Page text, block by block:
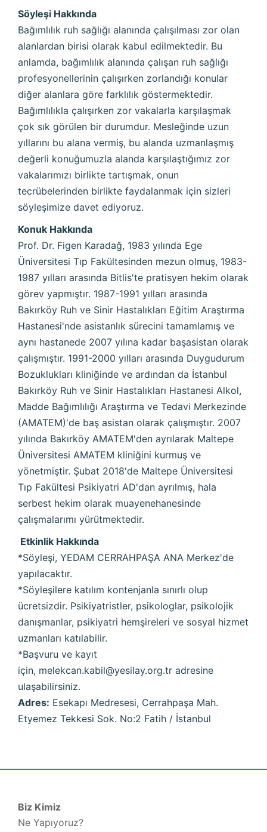
Söyleşi Hakkında
Bağımlılık ruh sağlığı alanında çalışılması zor olan
alanlardan birisi olarak kabul edilmektedir. Bu
anlamda, bağımlılık alanında çalışan ruh sağlığı
profesyonellerinin çalışırken zorlandığı konular
diğer alanlara göre farklılık göstermektedir.
Bağımlılıkla çalışırken zor vakalarla karşılaşmak
çok sık görülen bir durumdur. Mesleğinde uzun
yıllarını bu alana vermiş, bu alanda uzmanlaşmış
değerli konuğumuzla alanda karşılaştığımız zor
vakalarımızı birlikte tartışmak, onun
tecrübelerinden birlikte faydalanmak için sizleri
söyleşimize davet ediyoruz.
Konuk Hakkında
Prof. Dr. Figen Karadağ, 1983 yılında Ege
Üniversitesi Tıp Fakültesinden mezun olmuş, 1983-
1987 yılları arasında Bitlis'te pratisyen hekim olarak
görev yapmıştır. 1987-1991 yılları arasında
Bakırköy Ruh ve Sinir Hastalıkları Eğitim Araştırma
Hastanesi'nde asistanlık sürecini tamamlamış ve
aynı hastanede 2007 yılına kadar başasistan olarak
çalışmıştır. 1991-2000 yılları arasında Duygudurum
Bozuklukları kliniğinde ve ardından da İstanbul
Bakırköy Ruh ve Sinir Hastalıkları Hastanesi Alkol,
Madde Bağımlılığı Araştırma ve Tedavi Merkezinde
(AMATEM)'de baş asistan olarak çalışmıştır. 2007
yılında Bakırköy AMATEM'den ayrılarak Maltepe
Üniversitesi AMATEM kliniğini kurmuş ve
yönetmiştir. Şubat 2018'de Maltepe Üniversitesi
Tıp Fakültesi Psikiyatri AD'dan ayrılmış, hala
serbest hekim olarak muayenehanesinde
çalışmalarımı yürütmektedir.
Etkinlik Hakkında
*Söyleşi, YEDAM CERRAHPAŞA ANA Merkez'de
yapılacaktır.
*Söyleşilere katılım kontenjanla sınırlı olup
ücretsizdir. Psikiyatristler, psikologlar, psikolojik
danışmanlar, psikiyatri hemşireleri ve sosyal hizmet
uzmanları katılabilir.
*Başvuru ve kayıt
için, melekcan.kabil@yesilay.org.tr adresine
ulaşabilirsiniz.
Adres: Esekapı Medresesi, Cerrahpaşa Mah.
Etyemez Tekkesi Sok. No:2 Fatih / İstanbul
Biz Kimiz
Ne Yapıyoruz?